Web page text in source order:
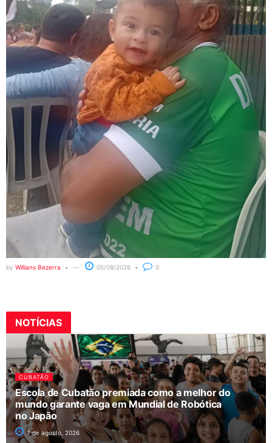
by Willians Bezerra 05/08/2026 0
NOTÍCIAS
CUBATÃO
Escola de Cubatão premiada como a melhor do
mundo garante vaga em Mundial de Robótica
no Japão
7 de agosto, 2026